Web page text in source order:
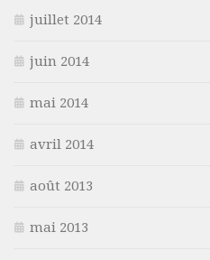
juillet 2014
juin 2014
mai 2014
avril 2014
août 2013
mai 2013